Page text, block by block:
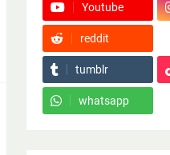
Youtube
reddit
tumblr
whatsapp